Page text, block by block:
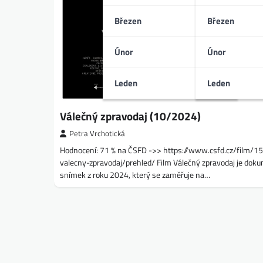
Březen
Únor
Leden
Březen
Únor
Leden
Válečný zpravodaj (10/2024)
Petra Vrchotická
Hodnocení: 71 % na ČSFD ->> https://www.csfd.cz/film/
valecny-zpravodaj/prehled/ Film Válečný zpravodaj je
snímek z roku 2024, který se zaměřuje na…